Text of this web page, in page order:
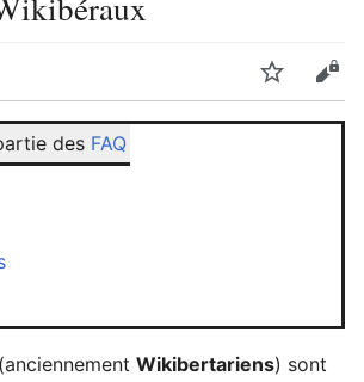
Suivre
des FAQ
(anciennement Wikibertariens) sont